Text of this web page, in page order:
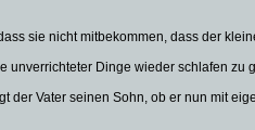
sie nicht mitbekommen, dass der
unverrichteter Dinge wieder schlafen zu
der Vater seinen Sohn, ob er nun mit